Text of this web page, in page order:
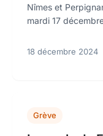
Nîmes et
mardi 17
18 décembre 2024
Grève